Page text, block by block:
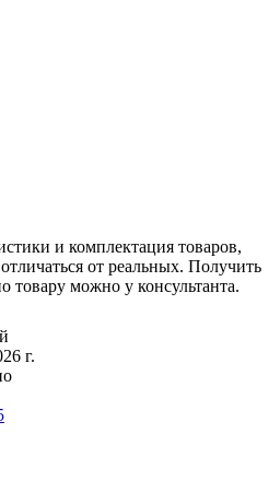
и комплектация товаров,
от реальных. Получить
можно у консультанта.
г.